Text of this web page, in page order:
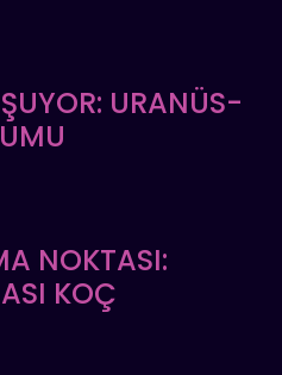
URANÜS-
NOKTASI:
KOÇ